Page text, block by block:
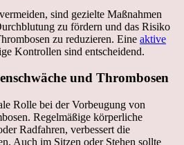
sind gezielte Maßnahmen
zu fördern und das Risiko
zu reduzieren. Eine aktive
Kontrollen sind entscheidend.
und Thrombosen
Rolle bei der Vorbeugung von
Regelmäßige körperliche
Radfahren, verbessert die
Auch im Sitzen oder Stehen sollte